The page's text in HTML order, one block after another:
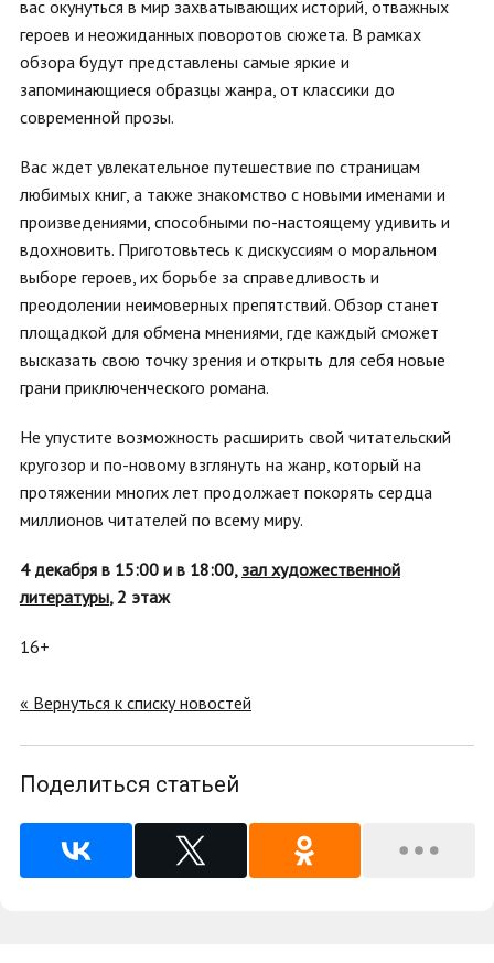
вас окунуться в мир захватывающих историй, отважных
героев и неожиданных поворотов сюжета. В рамках
обзора будут представлены самые яркие и
запоминающиеся образцы жанра, от классики до
современной прозы.
Вас ждет увлекательное путешествие по страницам
любимых книг, а также знакомство с новыми именами и
произведениями, способными по-настоящему удивить и
вдохновить. Приготовьтесь к дискуссиям о моральном
выборе героев, их борьбе за справедливость и
преодолении неимоверных препятствий. Обзор станет
площадкой для обмена мнениями, где каждый сможет
высказать свою точку зрения и открыть для себя новые
грани приключенческого романа.
Не упустите возможность расширить свой читательский
кругозор и по-новому взглянуть на жанр, который на
протяжении многих лет продолжает покорять сердца
миллионов читателей по всему миру.
4 декабря в 15:00 и в 18:00, зал художественной
литературы, 2 этаж
16+
« Вернуться к списку новостей
Поделиться статьей